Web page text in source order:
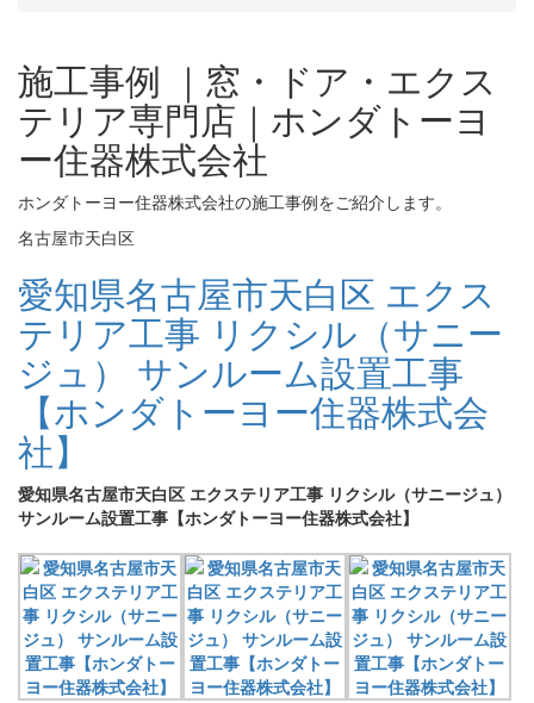
施工事例 ｜窓・ドア・エクス
テリア専門店｜ホンダトーヨ
ー住器株式会社
ホンダトーヨー住器株式会社の施工事例をご紹介します。
名古屋市天白区
愛知県名古屋市天白区 エクス
テリア工事 リクシル（サニー
ジュ） サンルーム設置工事
【ホンダトーヨー住器株式会
社】
愛知県名古屋市天白区 エクステリア工事 リクシル（サニージュ）
サンルーム設置工事【ホンダトーヨー住器株式会社】